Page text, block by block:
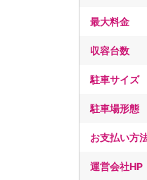
最大料金
収容台数
駐車サイズ
駐車場形態
お支払い方
運営会社HP